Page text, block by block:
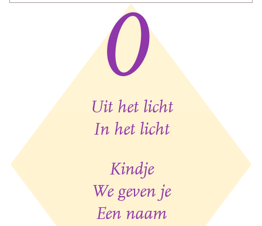
0
Uit het licht
In het licht
Kindje
We geven je
Een naam